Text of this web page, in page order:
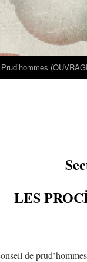
LES
de